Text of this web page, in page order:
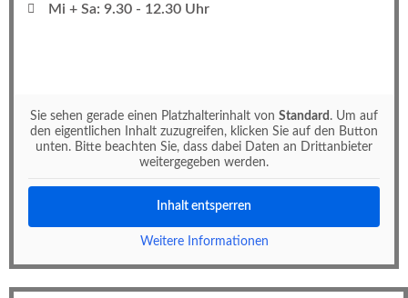
Mi + Sa: 9.30 - 12.30 Uhr
Sie sehen gerade einen Platzhalterinhalt von Standard . Um auf
den eigentlichen Inhalt zuzugreifen, klicken Sie auf den Button
unten. Bitte beachten Sie, dass dabei Daten an Drittanbieter
weitergegeben werden.
Inhalt entsperren
Weitere Informationen